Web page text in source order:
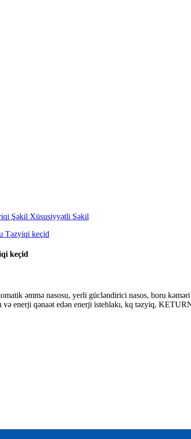
keçid
əmmə nasosu, yerli gücləndirici nasos, boru
və enerji qənaət edən enerji istehlakı, kq təzyiq,